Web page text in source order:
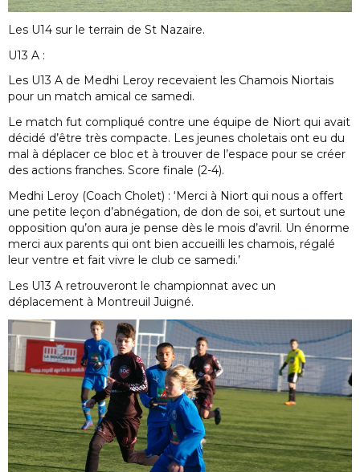
Les U14 sur le terrain de St Nazaire.
U13 A :
Les U13 A de Medhi Leroy recevaient les Chamois Niortais
pour un match amical ce samedi.
Le match fut compliqué contre une équipe de Niort qui avait
décidé d’être très compacte. Les jeunes choletais ont eu du
mal à déplacer ce bloc et à trouver de l’espace pour se créer
des actions franches. Score finale (2-4).
Medhi Leroy (Coach Cholet) : ‘Merci à Niort qui nous a offert
une petite leçon d’abnégation, de don de soi, et surtout une
opposition qu’on aura je pense dès le mois d’avril. Un énorme
merci aux parents qui ont bien accueilli les chamois, régalé
leur ventre et fait vivre le club ce samedi.’
Les U13 A retrouveront le championnat avec un
déplacement à Montreuil Juigné.